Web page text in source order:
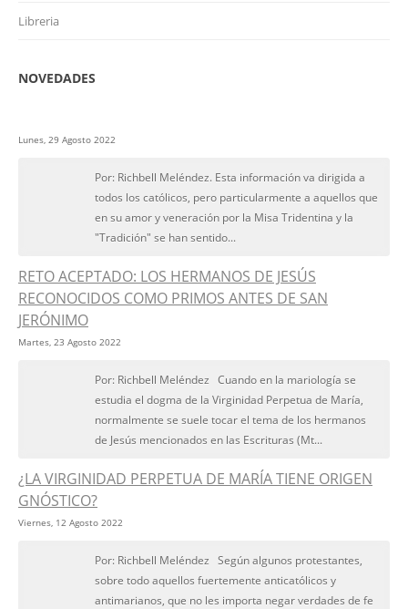
Libreria
NOVEDADES
Lunes, 29 Agosto 2022
Por: Richbell Meléndez. Esta información va dirigida a
todos los católicos, pero particularmente a aquellos que
en su amor y veneración por la Misa Tridentina y la
"Tradición" se han sentido...
RETO ACEPTADO: LOS HERMANOS DE JESÚS
RECONOCIDOS COMO PRIMOS ANTES DE SAN
JERÓNIMO
Martes, 23 Agosto 2022
Por: Richbell Meléndez Cuando en la mariología se
estudia el dogma de la Virginidad Perpetua de María,
normalmente se suele tocar el tema de los hermanos
de Jesús mencionados en las Escrituras (Mt...
¿LA VIRGINIDAD PERPETUA DE MARÍA TIENE ORIGEN
GNÓSTICO?
Viernes, 12 Agosto 2022
Por: Richbell Meléndez Según algunos protestantes,
sobre todo aquellos fuertemente anticatólicos y
antimarianos, que no les importa negar verdades de fe